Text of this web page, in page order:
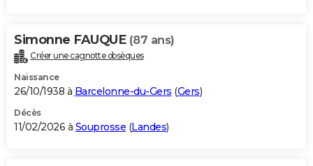
Simonne FAUQUE (87 ans)
Créer une cagnotte obsèques
Naissance
26/10/1938 à Barcelonne-du-Gers (Gers)
Décès
11/02/2026 à Souprosse (Landes)